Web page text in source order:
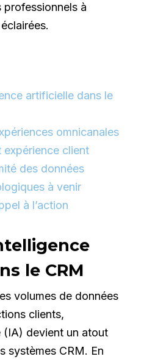
professionnels à
artificielle dans le
omnicanales
expérience client
des données
à venir
à l’action
le CRM
volumes de données
clients,
(IA) devient un atout
systèmes CRM. En